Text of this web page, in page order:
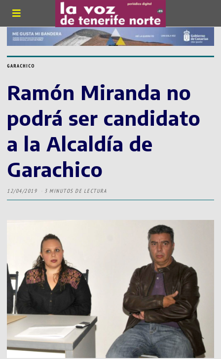
GARACHICO
Ramón Miranda no
podrá ser candidato
a la Alcaldía de
Garachico
12/04/2019 3 MINUTOS DE LECTURA